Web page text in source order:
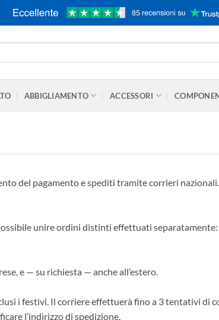
ABBIGLIAMENTO ACCESSORI
del pagamento e spediti tramite corrieri
unire ordini distinti effettuati
e — su richiesta — anche all’estero.
i festivi. Il corriere effettuerà fino a 3 tentativi di
l’indirizzo di spedizione.